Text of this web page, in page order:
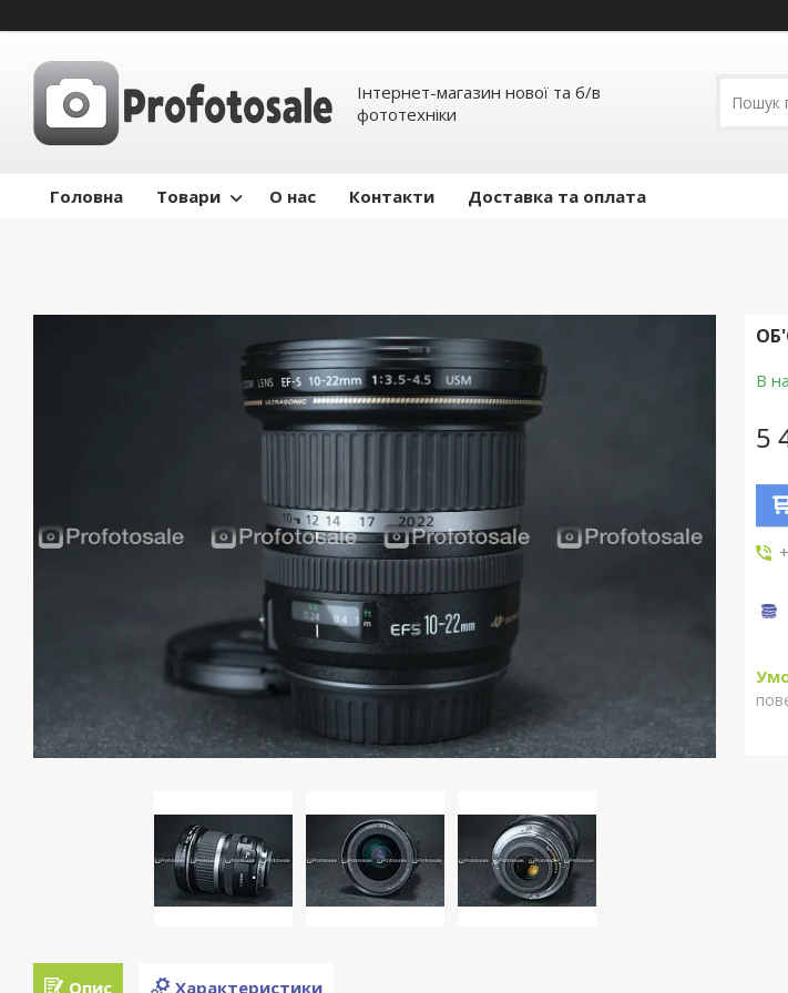
Інтернет-магазин нової та б/в
фототехніки
Головна Товари О нас Контакти Доставка та оплата
В
5
Опис Характеристики